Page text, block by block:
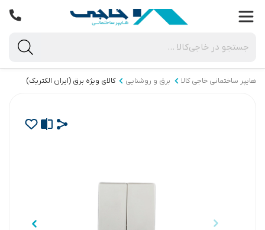
هایپر ساختمانی خاجی‌ کالا برق و روشنایی کالای ویژه برق (ایران الکتریک)